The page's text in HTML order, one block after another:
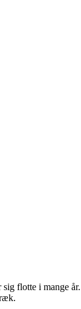
flotte i mange